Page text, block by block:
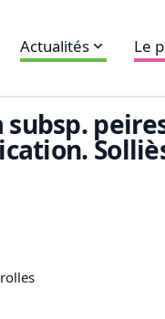
Actualités Le